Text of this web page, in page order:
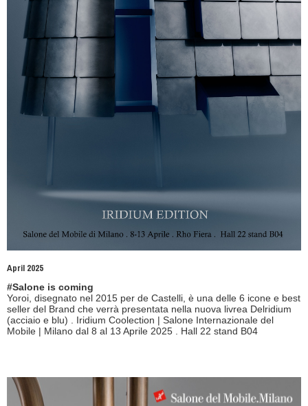
April 2025
#Salone is coming
Yoroi, disegnato nel 2015 per de Castelli, è una delle 6 icone e best
seller del Brand che verrà presentata nella nuova livrea Delridium
(acciaio e blu) . Iridium Coolection | Salone Internazionale del
Mobile | Milano dal 8 al 13 Aprile 2025 . Hall 22 stand B04